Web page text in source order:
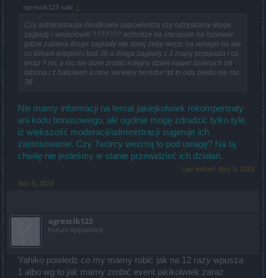
agrescik123 said: ↑
Czy administracja /modkowie odpowiedza czy odzyskamy droge
zagłady i wejsciowki ??????? wchodze na staropole na rozlewie
gdzie zabiera droge zagłady ide dalej żeby wejsc na ventigo no ale
co klikam teleport i kod 36 a droga zagłady z 1 mapy przepada i co
teraz ? nic a nic nie idzie zrobić kolejny dzień nawet dzienych od
tabona i z hallowen a inne serwery heredur itd to odu bledu nie ma
36
Nie mamy informacji na temat jakiejkolwiek rekompensaty
ani kodu bonusowego, ale ogólnie mogę zdradzić tylko tyle,
iż większość moderacji/administracji sugeruje ich
zastosowanie. Czy Twórcy wezmą to pod uwagę? Na tą
chwilę nie jesteśmy w stanie przewidzieć ich działań.
Last edited: Nov 5, 2023
Nov 5, 2023
agrescik123
Forum Apprentice
Yahiko powiedz co my mamy robić jak na 12 razy wpusza
1 albo wg to jak mamy zrobić event jakikolwiek zaraz